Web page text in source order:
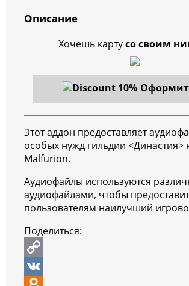
Описание
Хочешь картусо своим
Этот аддон предоставляет
особых нужд гильдии <Династия>
Malfurion.
Аудиофайлы используются
аудиофайлами, чтобы
пользователям наилучший
Поделиться:
C